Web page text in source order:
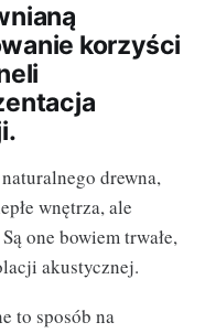
korzyści
drewna,
wnętrza, ale
one bowiem trwałe,
akustycznej.
to sposób na